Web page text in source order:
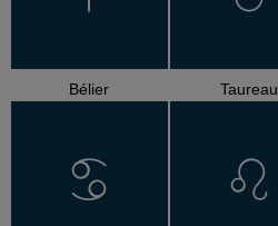
Bélier Taureau